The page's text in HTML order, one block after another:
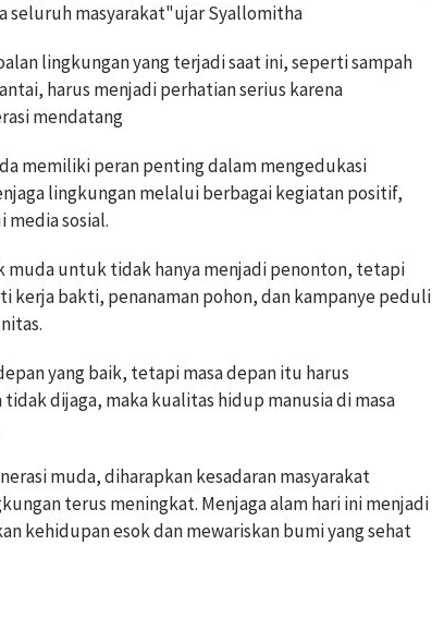
seluruh masyarakat"ujar Syallomitha
lingkungan yang terjadi saat ini, seperti sampah
harus menjadi perhatian serius karena
mendatang
memiliki peran penting dalam mengedukasi
lingkungan melalui berbagai kegiatan positif,
media sosial.
muda untuk tidak hanya menjadi penonton, tetapi
bakti, penanaman pohon, dan kampanye peduli
yang baik, tetapi masa depan itu harus
dijaga, maka kualitas hidup manusia di masa
muda, diharapkan kesadaran masyarakat
terus meningkat. Menjaga alam hari ini menjadi
kehidupan esok dan mewariskan bumi yang sehat